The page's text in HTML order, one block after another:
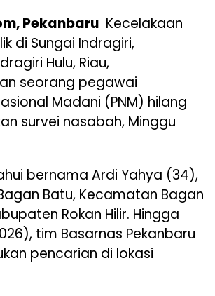
Pekanbaru Kecelakaan
di Sungai Indragiri,
Hulu, Riau,
seorang pegawai
Madani (PNM) hilang
survei nasabah, Minggu
bernama Ardi Yahya (34),
Batu, Kecamatan Bagan
Rokan Hilir. Hingga
tim Basarnas Pekanbaru
pencarian di lokasi